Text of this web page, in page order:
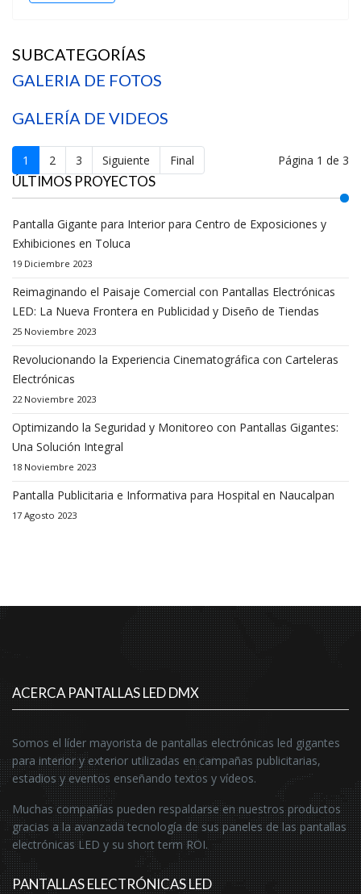
SUBCATEGORÍAS
GALERIA DE FOTOS
GALERÍA DE VIDEOS
1 2 3 Siguiente Final Página 1 de 3
ÚLTIMOS PROYECTOS
Pantalla Gigante para Interior para Centro de Exposiciones y
Exhibiciones en Toluca
19 Diciembre 2023
Reimaginando el Paisaje Comercial con Pantallas Electrónicas
LED: La Nueva Frontera en Publicidad y Diseño de Tiendas
25 Noviembre 2023
Revolucionando la Experiencia Cinematográfica con Carteleras
Electrónicas
22 Noviembre 2023
Optimizando la Seguridad y Monitoreo con Pantallas Gigantes:
Una Solución Integral
18 Noviembre 2023
Pantalla Publicitaria e Informativa para Hospital en Naucalpan
17 Agosto 2023
ACERCA PANTALLAS LED DMX
Somos el líder mayorista de pantallas electrónicas led gigantes
para interior y exterior utilizadas en campañas publicitarias,
estadios y eventos enseñando textos y vídeos.
Muchas compañías pueden respaldarse en nuestros productos
gracias a la avanzada tecnología de sus paneles de las pantallas
electrónicas LED y su short term ROI.
PANTALLAS ELECTRÓNICAS LED